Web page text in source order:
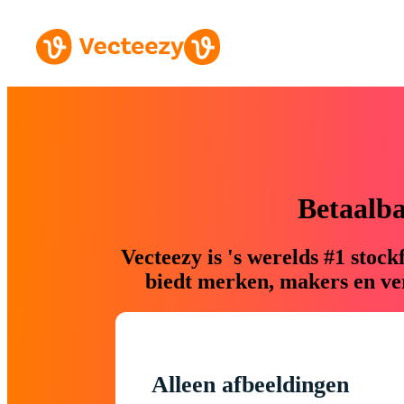
Vecteezy is 's werelds #1
biedt merken, makers en
Alleen afbeeldingen